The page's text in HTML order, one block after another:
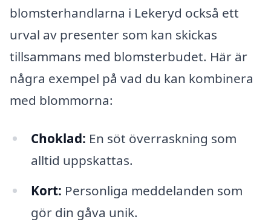
blomsterhandlarna i Lekeryd också ett
urval av presenter som kan skickas
tillsammans med blomsterbudet. Här är
några exempel på vad du kan kombinera
med blommorna:
Choklad: En söt överraskning som
alltid uppskattas.
Kort: Personliga meddelanden som
gör din gåva unik.